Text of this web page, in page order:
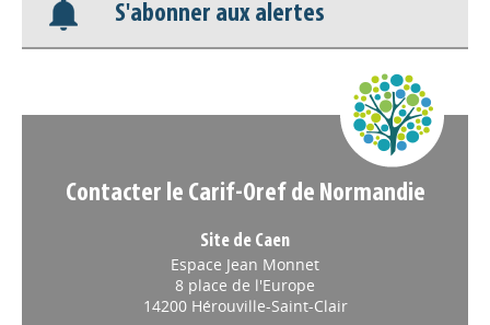
Nos veilles Scoop.it
S'abonner aux alertes
Contacter le Carif-Oref de Normandie
Site de Caen
Espace Jean Monnet
8 place de l'Europe
14200 Hérouville-Saint-Clair